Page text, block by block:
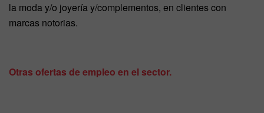
la moda y/o joyería y/complementos, en clientes con
marcas notorias.
Otras ofertas de empleo en el sector.